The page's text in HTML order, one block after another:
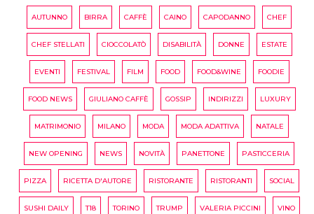
AUTUNNO BIRRA CAFFÈ CAINO CAPODANNO CHEF
CHEF STELLATI CIOCCOLATÒ DISABILITÀ DONNE ESTATE
EVENTI FESTIVAL FILM FOOD FOOD&WINE FOODIE
FOOD NEWS GIULIANO CAFFÈ GOSSIP INDIRIZZI LUXURY
MATRIMONIO MILANO MODA MODA ADATTIVA NATALE
NEW OPENING NEWS NOVITÀ PANETTONE PASTICCERIA
PIZZA RICETTA D'AUTORE RISTORANTE RISTORANTI SOCIAL
SUSHI DAILY T18 TORINO TRUMP VALERIA PICCINI VINO